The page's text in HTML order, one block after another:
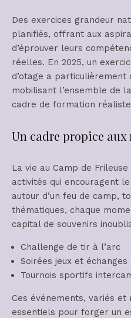
Des exercices grandeur
planifiés, offrant aux
d’éprouver leurs
réelles. En 2025, un
d’otage a particulièrement
mobilisant l’ensemble de
cadre de formation
Un cadre propice aux
La vie au Camp de
activités qui encouragent
autour d’un feu de camp,
thématiques, chaque
capital de souvenirs
Challenge de tir à l’arc
Soirées jeux et
Tournois sportifs
Ces événements, variés
essentiels pour forger un